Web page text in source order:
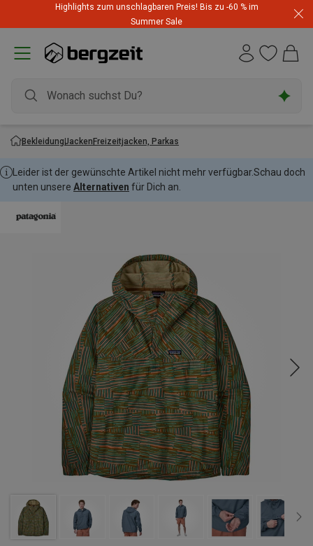
Highlights zum unschlagbaren Preis! Bis zu -60 % im
Summer Sale
BekleidungJackenFreizeitjacken, Parkas
Leider ist der gewünschte Artikel nicht mehr verfügbar.Schau doch
unten unsere Alternativen für Dich an.